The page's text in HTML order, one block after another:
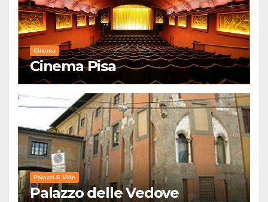
Cinema
Cinema Pisa
Palazzi E Ville
Palazzo delle Vedove